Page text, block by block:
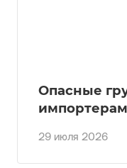
29 июля 2026
Опасные
импортерам